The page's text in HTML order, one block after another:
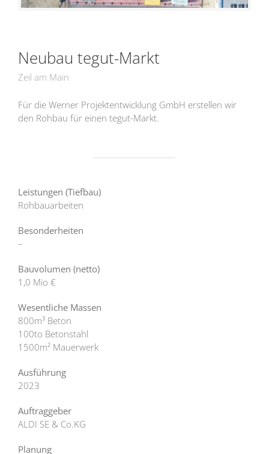
Neubau tegut-Markt
Zeil am Main
Für die Werner Projektentwicklung GmbH erstellen wir
den Rohbau für einen tegut-Markt.
Leistungen (Tiefbau)
Rohbauarbeiten
Besonderheiten
–
Bauvolumen (netto)
1,0 Mio €
Wesentliche Massen
800m³ Beton
100to Betonstahl
1500m² Mauerwerk
Ausführung
2023
Auftraggeber
ALDI SE & Co.KG
Planung